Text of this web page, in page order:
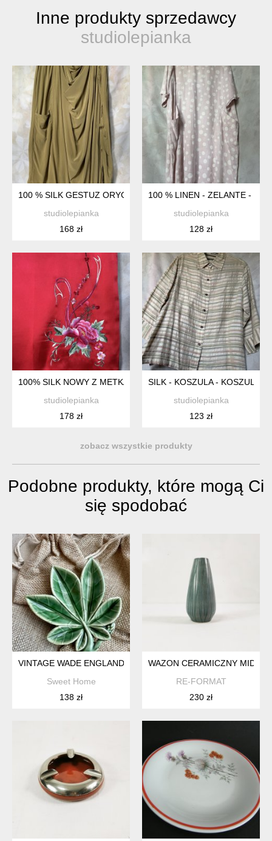
Inne produkty sprzedawcy
studiolepianka
100 % SILK GESTUZ ORYGINALNA NIESPOTYKANA
studiolepianka
168 zł
100 % LINEN - ZELANTE -
studiolepianka
128 zł
100% SILK NOWY Z METKAMI DWUSTRONNY SZAL
studiolepianka
178 zł
SILK - KOSZULA -
studiolepianka
123 zł
zobacz wszystkie produkty
Podobne produkty, które mogą Ci
się spodobać
VINTAGE WADE ENGLAND PORCELAIN LEAF PIN DISH ❤
Sweet Home
138 zł
WAZON CERAMICZNY MID
RE-FORMAT
230 zł